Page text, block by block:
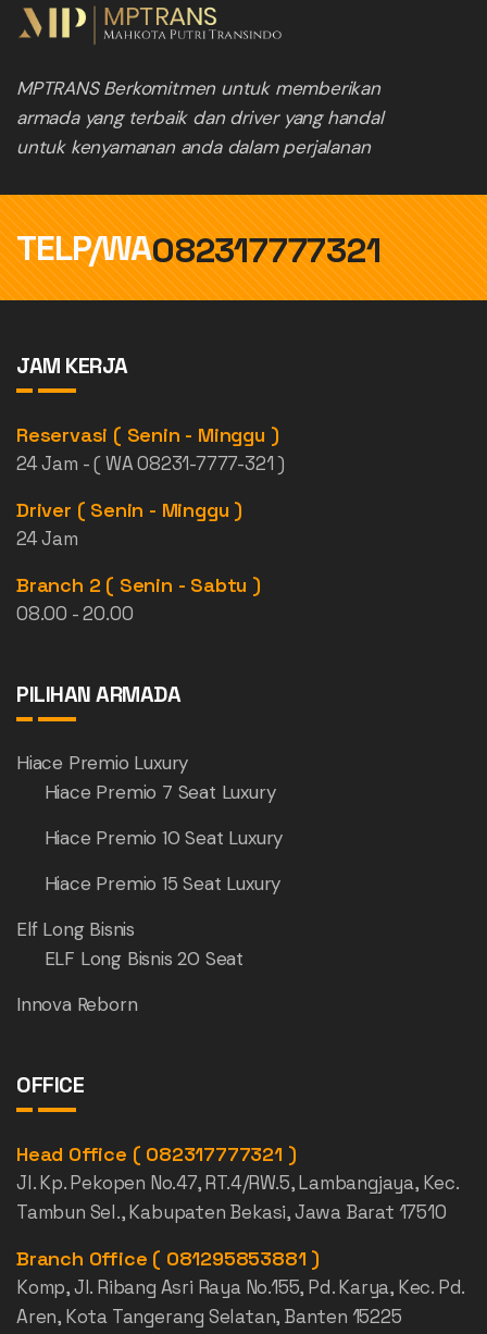
MPTRANS Berkomitmen untuk memberikan
armada yang terbaik dan driver yang handal
untuk kenyamanan anda dalam perjalanan
TELP/WA082317777321
JAM KERJA
Reservasi ( Senin - Minggu )
24 Jam - ( WA 08231-7777-321 )
Driver ( Senin - Minggu )
24 Jam
Branch 2 ( Senin - Sabtu )
08.00 - 20.00
PILIHAN ARMADA
Hiace Premio Luxury
Hiace Premio 7 Seat Luxury
Hiace Premio 10 Seat Luxury
Hiace Premio 15 Seat Luxury
Elf Long Bisnis
ELF Long Bisnis 20 Seat
Innova Reborn
OFFICE
Head Office ( 082317777321 )
Jl. Kp. Pekopen No.47, RT.4/RW.5, Lambangjaya, Kec.
Tambun Sel., Kabupaten Bekasi, Jawa Barat 17510
Branch Office ( 081295853881 )
Komp, Jl. Ribang Asri Raya No.155, Pd. Karya, Kec. Pd.
Aren, Kota Tangerang Selatan, Banten 15225